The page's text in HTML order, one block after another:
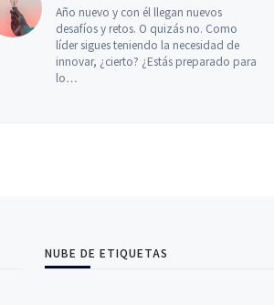
Año nuevo y con él llegan nuevos
desafíos y retos. O quizás no. Como
líder sigues teniendo la necesidad de
innovar, ¿cierto? ¿Estás preparado para
lo…
NUBE DE ETIQUETAS